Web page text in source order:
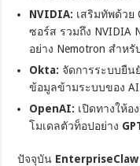
NVIDIA: เสริมทัพด้วย
ซอร์ส รวมถึง NVIDIA
อย่าง Nemotron สำหรั
Okta: จัดการระบบยืน
ข้อมูลข้ามระบบของ AI
OpenAI: เปิดทางให้อ
โมเดลตัวท็อปอย่าง
ปัจจุบัน EnterpriseClaw